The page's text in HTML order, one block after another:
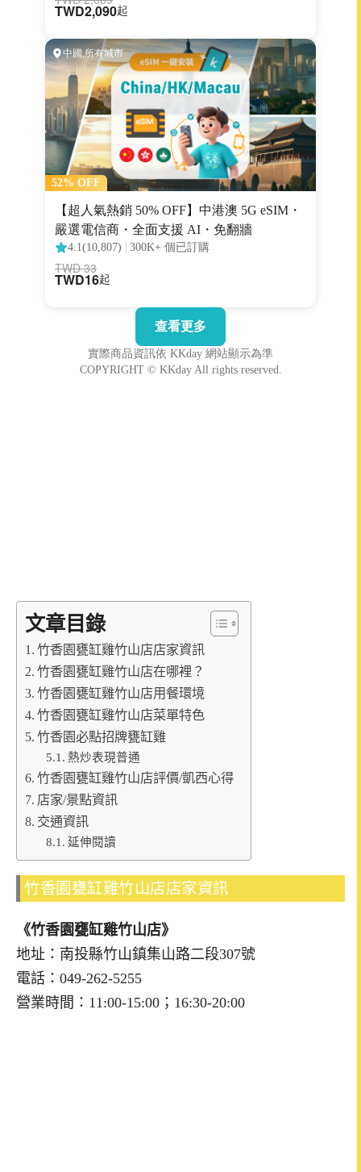
文章目錄
竹香園甕缸雞竹山店店家資訊
竹香園甕缸雞竹山店在哪裡？
竹香園甕缸雞竹山店用餐環境
竹香園甕缸雞竹山店菜單特色
竹香園必點招牌甕缸雞
熱炒表現普通
竹香園甕缸雞竹山店評價/凱西心得
店家/景點資訊
交通資訊
延伸閱讀
竹香園甕缸雞竹山店店家資訊
《竹香園甕缸雞竹山店》
地址：南投縣竹山鎮集山路二段307號
電話：049-262-5255
營業時間：11:00-15:00；16:30-20:00